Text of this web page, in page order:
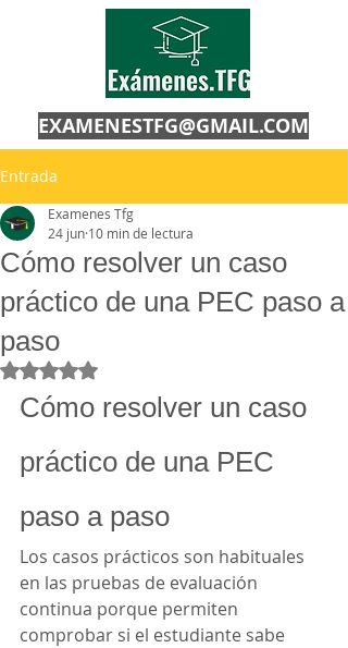
EXAMENESTFG@GMAIL.COM
Entrada
Cómo resolver un caso
práctico de una PEC paso a
paso
Examenes Tfg
24 jun 10 min de lectura
Obtuvo NaN de 5 estrellas.
Cómo resolver un caso
práctico de una PEC
paso a paso
Los casos prácticos son habituales
en las pruebas de evaluación
continua porque permiten
comprobar si el estudiante sabe